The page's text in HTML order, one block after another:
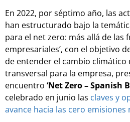
En 2022, por séptimo año, las
han estructurado bajo la
para el net zero: más allá de las
empresariales’, con el objetivo
de entender el cambio climático
transversal para la empresa,
encuentro ‘Net Zero – Spanish
celebrado en junio las claves y
avance hacia las cero emisiones